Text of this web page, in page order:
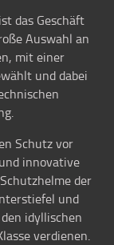
das Geschäft
Auswahl an
mit einer
und dabei
Schutz vor
innovative
der
und
idyllischen
verdienen.